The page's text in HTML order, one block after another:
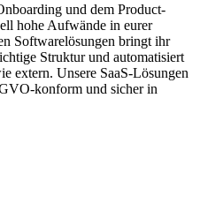
und dem Product-
hohe Aufwände in eurer
Softwarelösungen bringt ihr
Struktur und automatisiert
extern. Unsere SaaS-Lösungen
konform und sicher in